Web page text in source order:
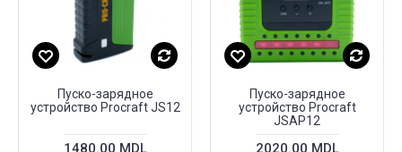
Пуско-зарядное
устройство Proсraft JS12
1480.00 MDL
Пуско-зарядное
устройство Proсraft
JSAP12
2020.00 MDL